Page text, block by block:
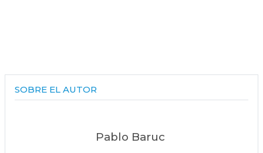
SOBRE EL AUTOR
Pablo Baruc